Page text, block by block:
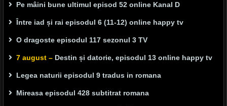
Pe mâini bune ultimul episod 52 online Kanal D
Între iad și rai episodul 6 (11-12) online happy tv
O dragoste episodul 117 sezonul 3 TV
7 august – Destin și datorie, episodul 13 online happy tv
Legea naturii episodul 9 tradus in romana
Mireasa episodul 428 subtitrat romana